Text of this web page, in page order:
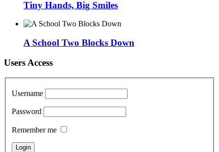
Tiny Hands, Big Smiles
A School Two Blocks Down
Users Access
Username
Password
Remember me